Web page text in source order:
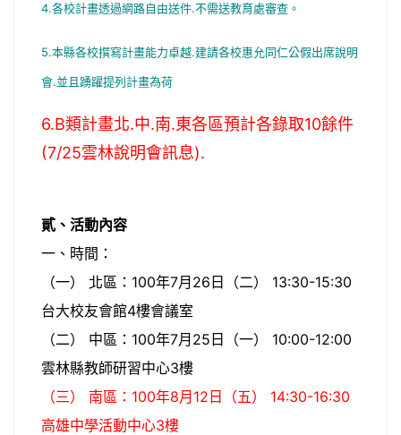
4.各校計畫透過網路自由送件.不需送教育處審查。
5.本縣各校撰寫計畫能力卓越.建請各校惠允同仁公假出席說明
會.並且踴躍提列計畫為荷
6.B類計畫北.中.南.東各區預計各錄取10餘件
(7/25雲林說明會訊息).
貳、活動內容
一、時間：
（一） 北區：100年7月26日（二） 13:30-15:30
台大校友會館4樓會議室
（二） 中區：100年7月25日（一） 10:00-12:00
雲林縣教師研習中心3樓
（三） 南區：100年8月12日（五） 14:30-16:30
高雄中學活動中心3樓